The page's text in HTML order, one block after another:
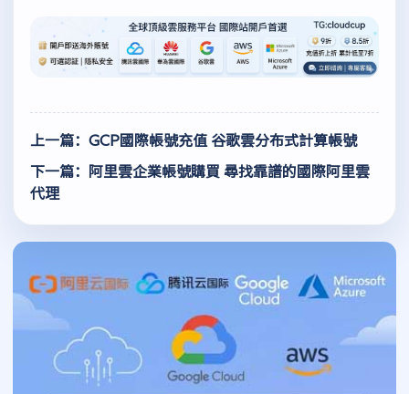
上一篇：GCP國際帳號充值 谷歌雲分布式計算帳號
下一篇：阿里雲企業帳號購買 尋找靠譜的國際阿里雲
代理